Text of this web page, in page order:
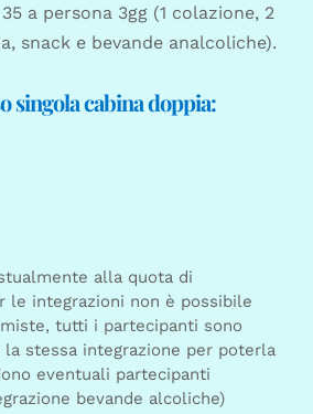
a persona 3gg (1 colazione, 2
snack e bevande analcoliche).
singola cabina doppia:
alla quota di
le integrazioni non è possibile
tutti i partecipanti sono
la stessa integrazione per poterla
eventuali partecipanti
bevande alcoliche)